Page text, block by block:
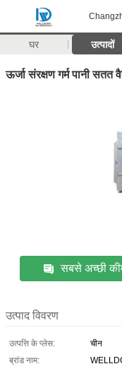
घर उत्पादों
ऊर्जा संरक्षण गर्म पानी
सबसे अच्छी
उत्पाद विवरण
उत्पत्ति के प्लेस:
चीन
ब्रांड नाम: